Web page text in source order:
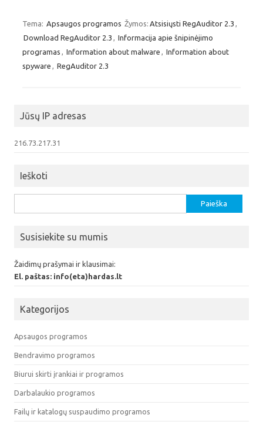
Tema: Apsaugos programos Žymos: Atsisiųsti RegAuditor 2.3
Download RegAuditor 2.3
Informacija apie šnipinėjimo
programas
Information about malware
Information about
spyware
RegAuditor 2.3
Jūsų IP adresas
216.73.217.31
Ieškoti
Susisiekite su mumis
Žaidimų prašymai ir klausimai:
El. paštas: info(eta)hardas.lt
Kategorijos
Apsaugos programos
Bendravimo programos
Biurui skirti įrankiai ir programos
Darbalaukio programos
Failų ir katalogų suspaudimo programos